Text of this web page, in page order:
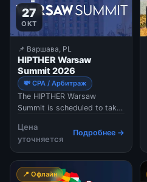
вы изучите последние
достижения в области
привлечения, удержания,
вовлечения ...
27
ОКТ
📌 Варшава, PL
HIPTHER Warsaw
Summit 2026
💸 CPA / Арбитраж
The HIPTHER Warsaw
Summit is scheduled to take
Warsaw in Poland, bringing
together over 200 attendees
Featuring 60+ expert
speakers, and
representatives from more
Цена
уточняется
Подробнее →
📍 Офлайн